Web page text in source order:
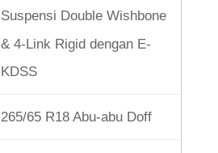
Suspensi Double Wishbone
& 4-Link Rigid dengan E-
KDSS
265/65 R18 Abu-abu Doff